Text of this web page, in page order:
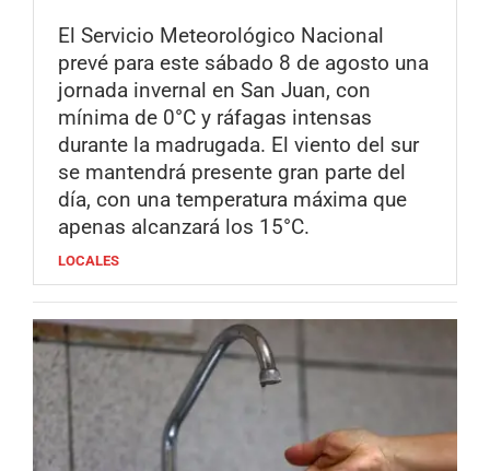
El Servicio Meteorológico Nacional
prevé para este sábado 8 de agosto una
jornada invernal en San Juan, con
mínima de 0°C y ráfagas intensas
durante la madrugada. El viento del sur
se mantendrá presente gran parte del
día, con una temperatura máxima que
apenas alcanzará los 15°C.
LOCALES